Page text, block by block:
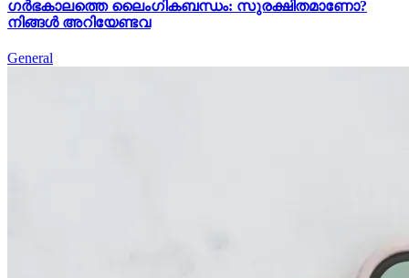
ഗർഭകാലത്തെ ലൈംഗികബന്ധം: സുരക്ഷിതമാണോ?
നിങ്ങൾ അറിയേണ്ടവ
General